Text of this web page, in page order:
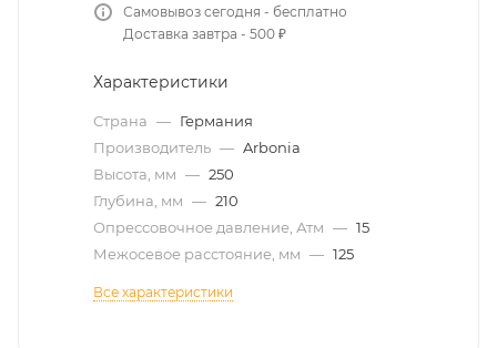
Самовывоз сегодня - бесплатно
Доставка завтра - 500 ₽
Характеристики
Страна — Германия
Производитель — Arbonia
Высота, мм — 250
Глубина, мм — 210
Опрессовочное давление, Атм — 15
Межосевое расстояние, мм — 125
Все характеристики